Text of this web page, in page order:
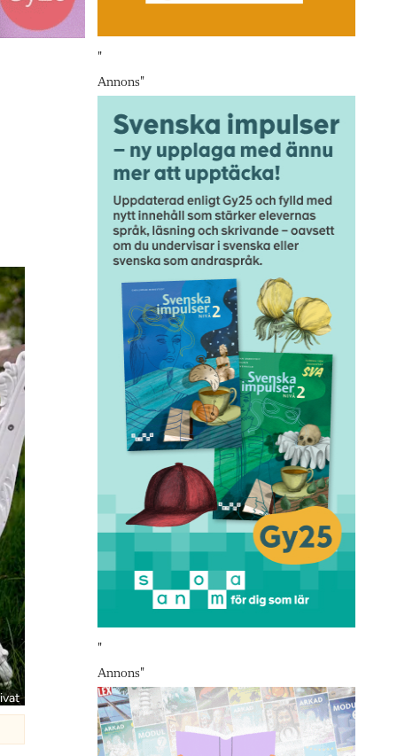
"
Annons"
"
Annons"